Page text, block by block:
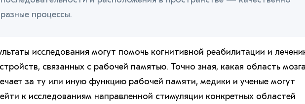
разные процессы.
исследования могут помочь когнитивной реабилитации и
связанных с рабочей памятью. Точно зная, какая область мозга
за ту или иную функцию рабочей памяти, медики и ученые могут
к исследованиям направленной стимуляции конкретных областей